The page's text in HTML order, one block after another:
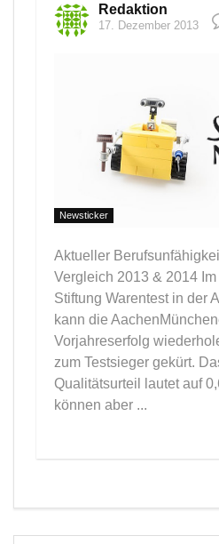
Redaktion
17. Dezember 2013
Newsticker
Aktueller
Vergleich 2013 & 2014
Stiftung Warentest in der
kann die
Vorjahreserfolg
zum Testsieger gekürt.
Qualitätsurteil lautet auf
können aber ...